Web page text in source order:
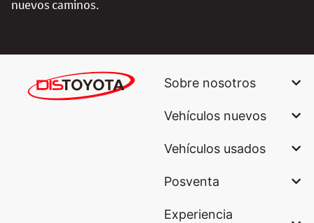
nuevos caminos.
Sobre nosotros
Vehículos nuevos
Vehículos usados
Posventa
Experiencia